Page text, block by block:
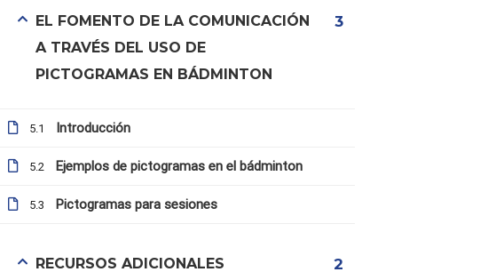
Inicio
EL FOMENTO DE LA COMUNICACIÓN
A TRAVÉS DEL USO DE
PICTOGRAMAS EN BÁDMINTON
3
5.1 Introducción
5.2 Ejemplos de pictogramas en el bádminton
5.3 Pictogramas para sesiones
RECURSOS ADICIONALES 2